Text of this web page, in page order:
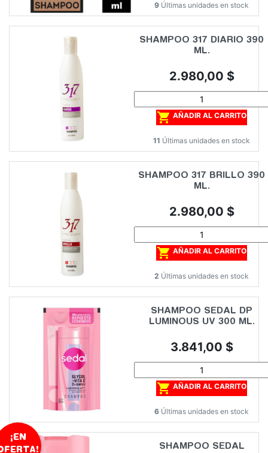
9 Últimas unidades en stock
SHAMPOO 317 DIARIO 390
ML.
Precio
2.980,00 $
 AÑADIR AL CARRITO
11 Últimas unidades en stock
SHAMPOO 317 BRILLO 390
ML.
Precio
2.980,00 $
 AÑADIR AL CARRITO
2 Últimas unidades en stock
SHAMPOO SEDAL DP
LUMINOUS UV 300 ML.
Precio
3.841,00 $
 AÑADIR AL CARRITO
6 Últimas unidades en stock
SHAMPOO SEDAL
¡EN